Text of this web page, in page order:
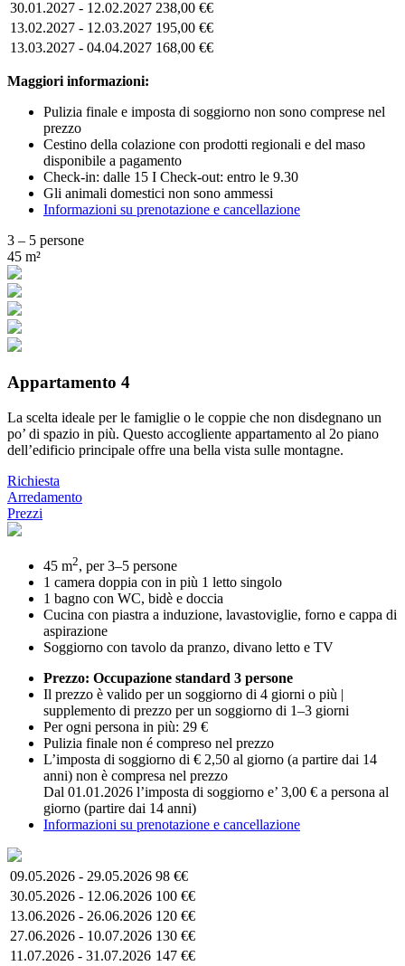
30.01.2027 - 12.02.2027 238,00 €€
13.02.2027 - 12.03.2027 195,00 €€
13.03.2027 - 04.04.2027 168,00 €€
Maggiori informazioni:
Pulizia finale e imposta di soggiorno non sono comprese nel
prezzo
Cestino della colazione con prodotti regionali e del maso
disponibile a pagamento
Check-in: dalle 15 I Check-out: entro le 9.30
Gli animali domestici non sono ammessi
Informazioni su prenotazione e cancellazione
3 – 5 persone
45 m²
Appartamento 4
La scelta ideale per le famiglie o le coppie che non disdegnano un
po’ di spazio in più. Questo accogliente appartamento al 2o piano
dell’edificio principale offre una bella vista sulle montagne.
Richiesta
Arredamento
Prezzi
45 m2, per 3–5 persone
1 camera doppia con in più 1 letto singolo
1 bagno con WC, bidè e doccia
Cucina con piastra a induzione, lavastoviglie, forno e cappa di
aspirazione
Soggiorno con tavolo da pranzo, divano letto e TV
Prezzo: Occupazione standard 3 persone
Il prezzo è valido per un soggiorno di 4 giorni o più |
supplemento di prezzo per un soggiorno di 1–3 giorni
Per ogni persona in più: 29 €
Pulizia finale non é compreso nel prezzo
L’imposta di soggiorno di € 2,50 al giorno (a partire dai 14
anni) non è compresa nel prezzo
Dal 01.01.2026 l’imposta di soggiorno e’ 3,00 € a persona al
giorno (partire dai 14 anni)
Informazioni su prenotazione e cancellazione
09.05.2026 - 29.05.2026 98 €€
30.05.2026 - 12.06.2026 100 €€
13.06.2026 - 26.06.2026 120 €€
27.06.2026 - 10.07.2026 130 €€
11.07.2026 - 31.07.2026 147 €€